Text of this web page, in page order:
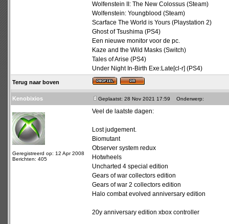
Wolfenstein II: The New Colossus (Steam)
Wolfenstein: Youngblood (Steam)
Scarface The World is Yours (Playstation 2)
Ghost of Tsushima (PS4)
Een nieuwe monitor voor de pc.
Kaze and the Wild Masks (Switch)
Tales of Arise (PS4)
Under Night In-Birth Exe:Late[cl-r] (PS4)
Terug naar boven
Kenobixios Geplaatst: 28 Nov 2021 17:59 Onderwerp:
Geregistreerd op: 12 Apr 2008
Berichten: 405
Veel de laatste dagen:
Lost judgement.
Biomutant
Observer system redux
Hotwheels
Uncharted 4 special edition
Gears of war collectors edition
Gears of war 2 collectors edition
Halo combat evolved anniversary edition
20y anniversary edition xbox controller